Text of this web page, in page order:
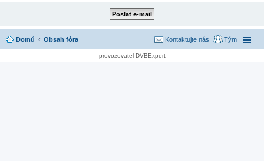
Domů Obsah fóra Tým
Kontaktujte nás
provozovatel DVBExpert